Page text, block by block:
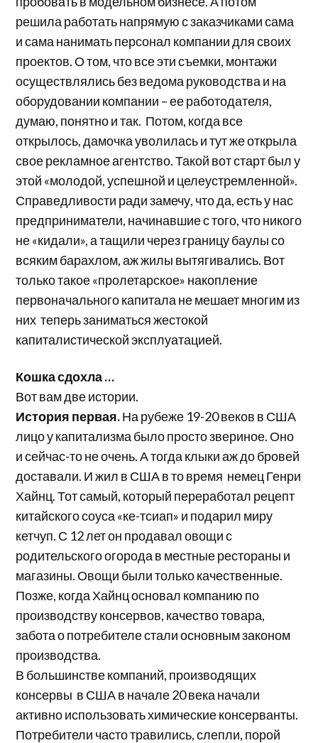
решила работать напрямую с заказчиками сама
и сама нанимать персонал компании для своих
проектов. О том, что все эти съемки, монтажи
осуществлялись без ведома руководства и на
оборудовании компании – ее работодателя,
думаю, понятно и так. Потом, когда все
открылось, дамочка уволилась и тут же открыла
свое рекламное агентство. Такой вот старт был у
этой «молодой, успешной и целеустремленной».
Справедливости ради замечу, что да, есть у нас
предприниматели, начинавшие с того, что никого
не «кидали», а тащили через границу баулы со
всяким барахлом, аж жилы вытягивались. Вот
только такое «пролетарское» накопление
первоначального капитала не мешает многим из
них теперь заниматься жестокой
капиталистической эксплуатацией.
Кошка сдохла …
Вот вам две истории.
История первая.На рубеже 19-20 веков в США
лицо у капитализма было просто звериное. Оно
и сейчас-то не очень. А тогда клыки аж до бровей
доставали. И жил в США в то время немец Генри
Хайнц. Тот самый, который переработал рецепт
китайского соуса «ке-тсиап» и подарил миру
кетчуп. С 12 лет он продавал овощи с
родительского огорода в местные рестораны и
магазины. Овощи были только качественные.
Позже, когда Хайнц основал компанию по
производству консервов, качество товара,
забота о потребителе стали основным законом
производства.
В большинстве компаний, производящих
консервы в США в начале 20 века начали
активно использовать химические консерванты.
Потребители часто травились, слепли, порой